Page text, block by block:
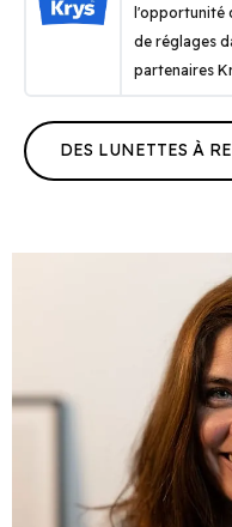
l'opportunité
de réglages
partenaires
DES LUNETTES À